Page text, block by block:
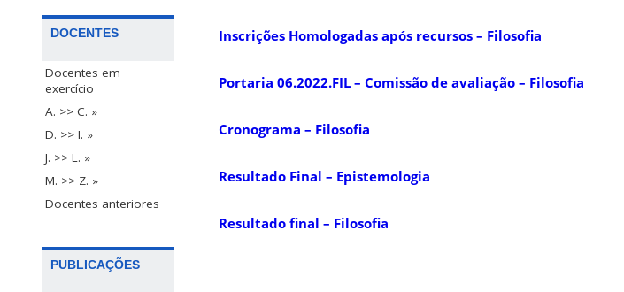
DOCENTES
Docentes em
exercício
A. >> C. »
D. >> I. »
J. >> L. »
M. >> Z. »
Docentes anteriores
PUBLICAÇÕES
Inscrições Homologadas após recursos – Filosofia
Portaria 06.2022.FIL – Comissão de avaliação – Filosofia
Cronograma – Filosofia
Resultado Final – Epistemologia
Resultado final – Filosofia